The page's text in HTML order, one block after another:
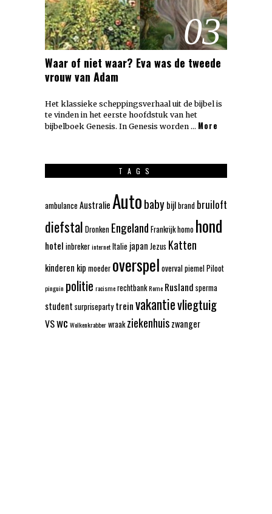
03
Waar of niet waar? Eva was de tweede
vrouw van Adam
Het klassieke scheppingsverhaal uit de bijbel is
te vinden in het eerste hoofdstuk van het
bijbelboek Genesis. In Genesis worden … More
TAGS
ambulance Australie Autobabybijlbrand bruiloft
diefstal Dronken Engeland Frankrijkhomo hond
hotel inbrekerinternetItalie japan Jezus Katten
kinderen kip moeder overspel overvalpiemelPiloot
pinguin politie racismerechtbankRome Rusland sperma
student surpriseparty treinvakantievliegtuig
VSwc Wolkenkrabberwraak ziekenhuiszwanger